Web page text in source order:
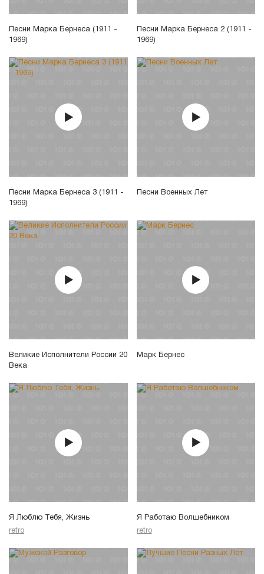
Песни Марка Бернеса (1911 -
1969)
Песни Марка Бернеса 2 (1911 -
1969)
Песни Марка Бернеса 3 (1911 -
1969)
Песни Военных Лет
Великие Исполнители России 20
Века
Марк Бернес
Я Люблю Тебя, Жизнь
retro
Я Работаю Волшебником
retro